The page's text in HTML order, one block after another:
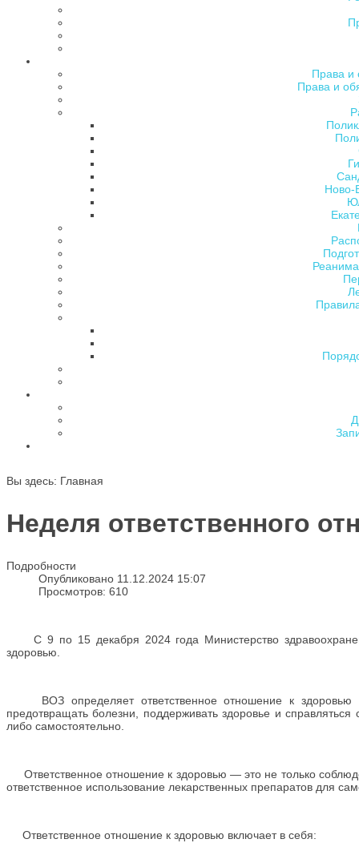
Права и
Права и
Ново-
Вы здесь: Главная
Неделя ответственного
Подробности
Опубликовано 11.12.2024 15:07
Просмотров: 610
С 9 по 15 декабря 2024 года Министерство
здоровью.
ВОЗ определяет ответственное отношение к здоровью
предотвращать болезни, поддерживать здоровье и
либо самостоятельно.
Ответственное отношение к здоровью — это не только
ответственное использование лекарственных препаратов для
Ответственное отношение к здоровью включает в себя: